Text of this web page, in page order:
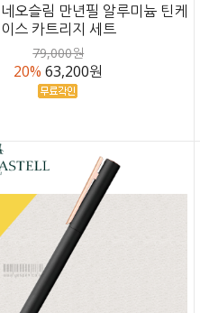
오슬림 만년필 알루미늄 틴케
이스 카트리지 세트
79,000원
20% 63,200원